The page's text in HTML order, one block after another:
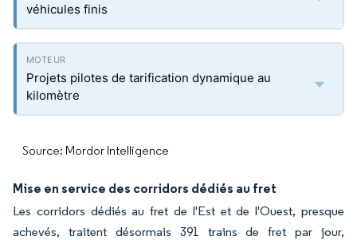
véhicules finis
Projets pilotes de tarification dynamique au
kilomètre
Source: Mordor Intelligence
Mise en service des corridors dédiés au fret
Les corridors dédiés au fret de l'Est et de l'Ouest, presque
achevés, traitent désormais 391 trains de fret par jour,